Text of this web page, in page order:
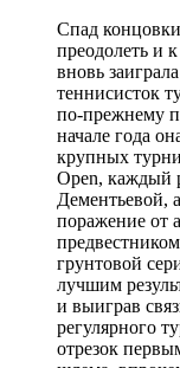
Спад
преодолеть и
вновь
теннисисток
по-прежнему
начале года
крупных
Open, каждый
Дементьевой,
поражение от
грунтовой
лучшим
и выиграв
регулярного
отрезок